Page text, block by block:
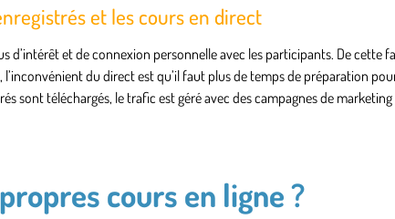
et les cours en direct
d’intérêt et de connexion personnelle avec les participants. De cette
du direct est qu’il faut plus de temps de préparation pour
sont téléchargés, le trafic est géré avec des campagnes de marketing
cours en ligne ?